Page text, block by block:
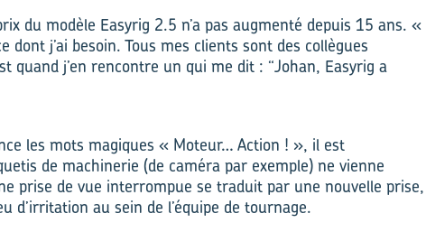
du modèle Easyrig 2.5 n’a pas augmenté depuis 15 ans. «
dont j’ai besoin. Tous mes clients sont des collègues
quand j’en rencontre un qui me dit : “Johan, Easyrig a
les mots magiques « Moteur… Action ! », il est
de machinerie (de caméra par exemple) ne vienne
prise de vue interrompue se traduit par une nouvelle prise,
d’irritation au sein de l’équipe de tournage.